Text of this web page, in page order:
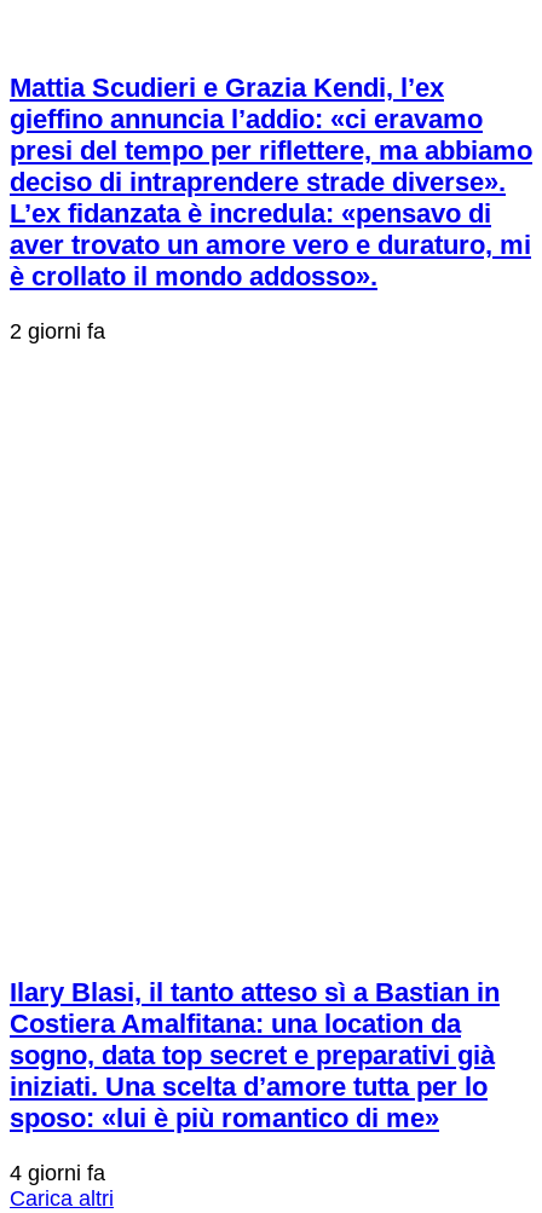
Mattia Scudieri e Grazia Kendi, l’ex
gieffino annuncia l’addio: «ci eravamo
presi del tempo per riflettere, ma abbiamo
deciso di intraprendere strade diverse».
L’ex fidanzata è incredula: «pensavo di
aver trovato un amore vero e duraturo, mi
è crollato il mondo addosso».
2 giorni fa
Ilary Blasi, il tanto atteso sì a Bastian in
Costiera Amalfitana: una location da
sogno, data top secret e preparativi già
iniziati. Una scelta d’amore tutta per lo
sposo: «lui è più romantico di me»
4 giorni fa
Carica altri